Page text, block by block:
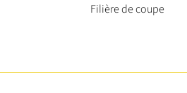
Filière de coupe